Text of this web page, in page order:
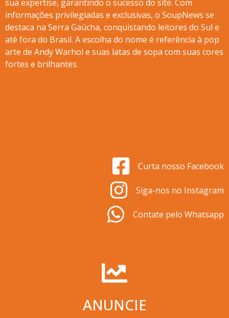
sua expertise, garantindo o sucesso do site. Com
informações privilegiadas e exclusivas, o SoupNews se
destaca na Serra Gaúcha, conquistando leitores do Sul e
até fora do Brasil. A escolha do nome é referência à pop
arte de Andy Warhol e suas latas de sopa com suas cores
fortes e brilhantes.
Curta nosso Facebook
Siga-nos no Instagram
Contate pelo Whatsapp
ANUNCIE